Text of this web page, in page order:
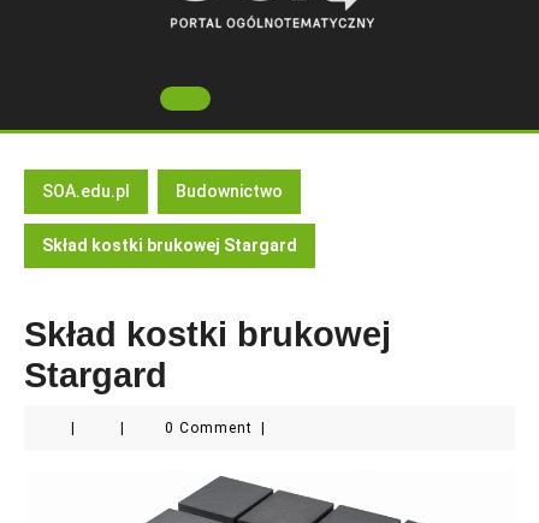
Open
Button
SOA.edu.pl Budownictwo
Skład kostki brukowej Stargard
Skład kostki brukowej
Stargard
0 Comment